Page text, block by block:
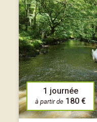
1 journée
à partir de 180 €